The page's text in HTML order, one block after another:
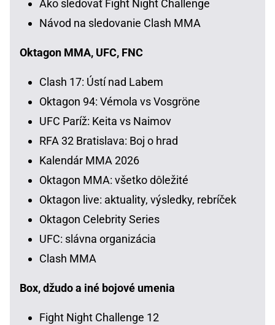
Ako sledovať Fight Night Challenge
Návod na sledovanie Clash MMA
Oktagon MMA, UFC, FNC
Clash 17: Ústí nad Labem
Oktagon 94: Vémola vs Vosgröne
UFC Paríž: Keita vs Naimov
RFA 32 Bratislava: Boj o hrad
Kalendár MMA 2026
Oktagon MMA: všetko dôležité
Oktagon live: aktuality, výsledky, rebríček
Oktagon Celebrity Series
UFC: slávna organizácia
Clash MMA
Box, džudo a iné bojové umenia
Fight Night Challenge 12